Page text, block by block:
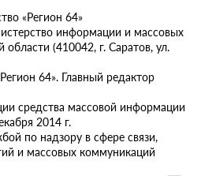
«Регион 64»
информации и массовых
(410042, г. Саратов, ул.
64». Главный редактор
средства массовой информации
2014 г.
по надзору в сфере связи,
и массовых коммуникаций